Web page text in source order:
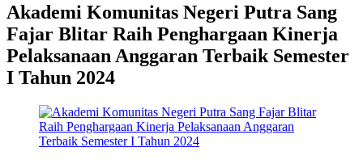
Akademi Komunitas Negeri Putra Sang
Fajar Blitar Raih Penghargaan Kinerja
Pelaksanaan Anggaran Terbaik Semester
I Tahun 2024